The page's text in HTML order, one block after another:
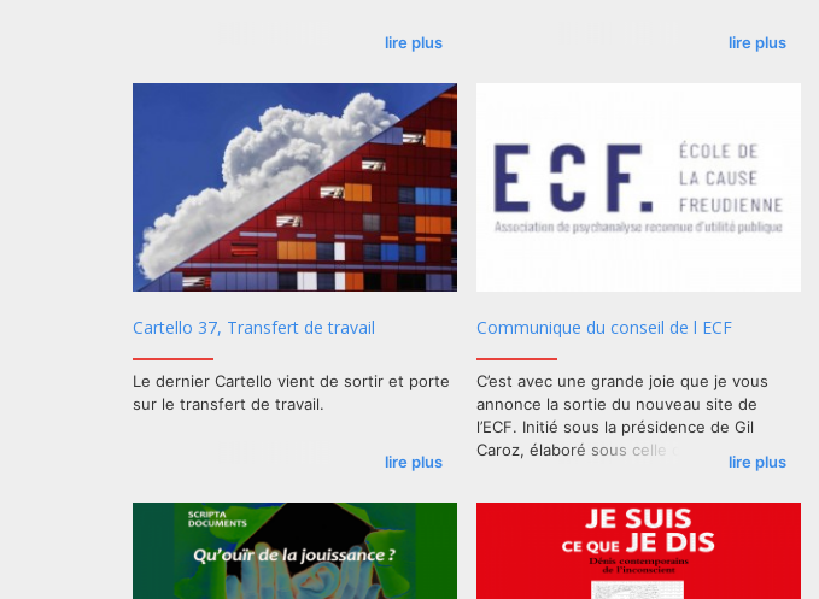
lire plus lire plus
Cartello 37, Transfert de travail
Le dernier Cartello vient de sortir et porte
sur le transfert de travail.
lire plus
Communique du conseil de l ECF
C’est avec une grande joie que je vous
annonce la sortie du nouveau site de
l’ECF. Initié sous la présidence de Gil
Caroz, élaboré sous celle de Laurent
Dupont, le pilotage du projet et la
à Caroline Leduc à qui j’adresse, au nom
du Conseil de l’École, de chaleureuses
félicitations et mes plus vifs
remerciements. Eric Zuliani
lire plus